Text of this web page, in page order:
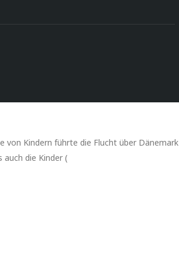
von Kindern führte die Flucht über Dänemark
auch die Kinder (